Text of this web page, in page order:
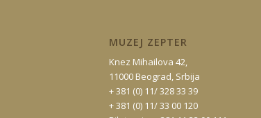
MUZEJ ZEPTER
Knez Mihailova 42,
11000 Beograd, Srbija
+ 381 (0) 11/ 328 33 39
+ 381 (0) 11/ 33 00 120